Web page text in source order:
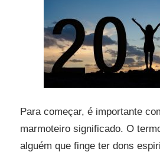
Para começar, é importante
marmoteiro significado. O
alguém que finge ter dons